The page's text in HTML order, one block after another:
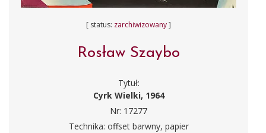
[ status: zarchiwizowany]
Rosław Szaybo
Tytuł:
Cyrk Wielki, 1964
Nr: 17277
Technika: offset barwny, papier